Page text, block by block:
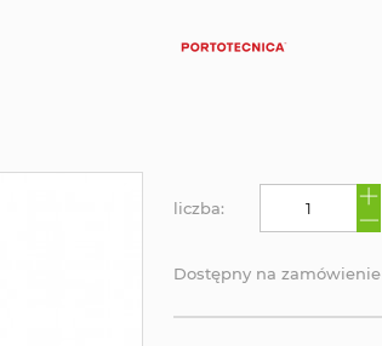
liczba:
Dostępny na zamówienie